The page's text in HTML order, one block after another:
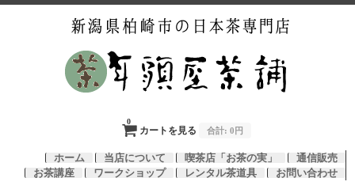
カートを見る
0
合計: 0円
ホーム 当店について 喫茶店「お茶の実」
通信販売
お茶講座
ワークショップ レンタル茶道具 お問い合わせ